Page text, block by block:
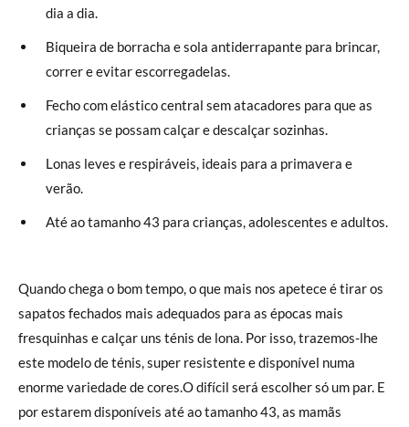
dia a dia.
Biqueira de borracha e sola antiderrapante para brincar,
correr e evitar escorregadelas.
Fecho com elástico central sem atacadores para que as
crianças se possam calçar e descalçar sozinhas.
Lonas leves e respiráveis, ideais para a primavera e
verão.
Até ao tamanho 43 para crianças, adolescentes e adultos.
Quando chega o bom tempo, o que mais nos apetece é tirar os
sapatos fechados mais adequados para as épocas mais
fresquinhas e calçar uns ténis de lona. Por isso, trazemos-lhe
este modelo de ténis, super resistente e disponível numa
enorme variedade de cores.O difícil será escolher só um par. E
por estarem disponíveis até ao tamanho 43, as mamãs